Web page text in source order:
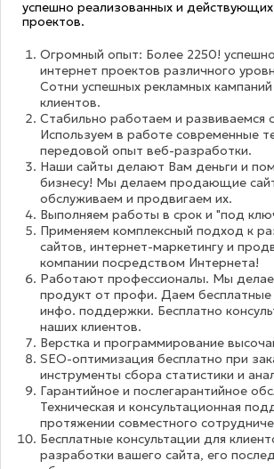
успешно реализованных и
проектов.
Огромный опыт: Более 2250!
интернет проектов различного
Сотни успешных рекламных
клиентов.
Стабильно работаем и развиваемся
Используем в работе современные
передовой опыт веб-разработки.
Наши сайты делают Вам деньги и
бизнесу! Мы делаем продающие
обслуживаем и продвигаем их.
Выполняем работы в срок и "под
Применяем комплексный подход к
сайтов, интернет-маркетингу и
компании посредством Интернета!
Работают профессионалы. Мы
продукт от профи. Даем бесплатные
инфо. поддержки. Бесплатно
наших клиентов.
Верстка и программирование
SEO-оптимизация бесплатно при
инструменты сбора статистики и
Гарантийное и послегарантийное
Техническая и консультационная
протяжении совместного
Бесплатные консультации для
разработки вашего сайта, его